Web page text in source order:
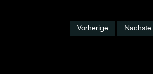
Vorherige Nächste